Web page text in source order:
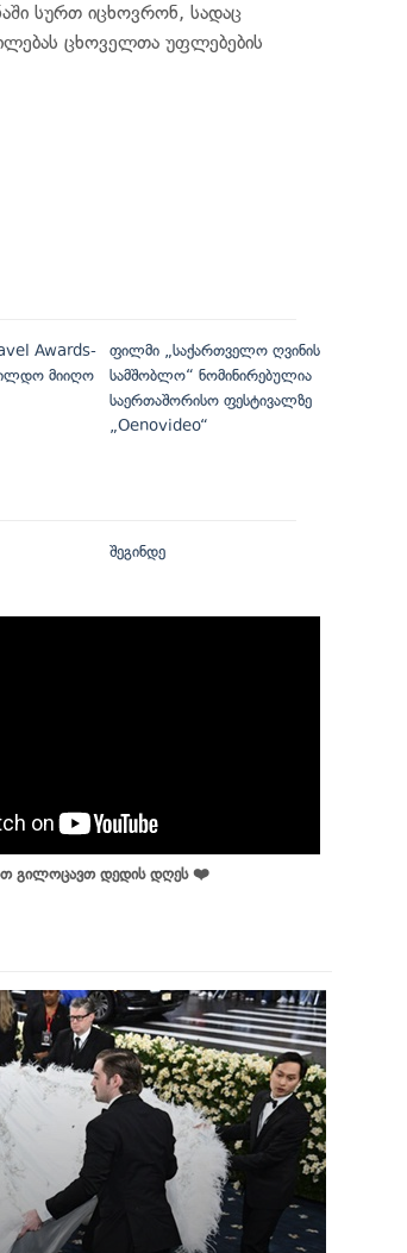
სურთ იცხოვრონ, სადაც
ცხოველთა უფლებების
Awards-
მიიღო
ფილმი „საქართველო ღვინის
სამშობლო“ ნომინირებულია
საერთაშორისო ფესტივალზე
„Oenovideo“
შეგინდე
გილოცავთ დედის დღეს ❤️